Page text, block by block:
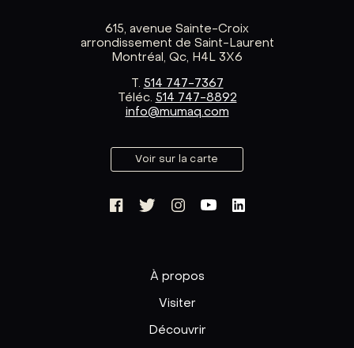
615, avenue Sainte-Croix
arrondissement de Saint-Laurent
Montréal, Qc, H4L 3X6
T. 514 747-7367
Téléc. 514 747-8892
info@mumaq.com
Voir sur la carte
À propos
Visiter
Découvrir